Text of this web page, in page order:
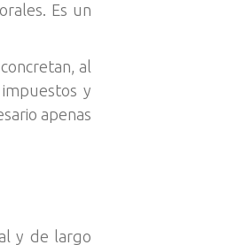
Es un
al
y
apenas
y de largo